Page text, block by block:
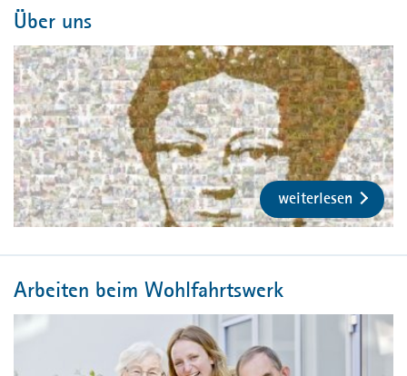
Über uns
weiterlesen
Arbeiten beim Wohlfahrtswerk